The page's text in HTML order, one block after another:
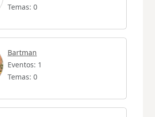
Temas: 0
Bartman
Eventos: 1
Temas: 0